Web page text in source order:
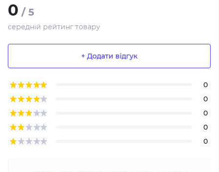
0 / 5
середній рейтинг товару
+ Додати відгук
0
0
0
0
0